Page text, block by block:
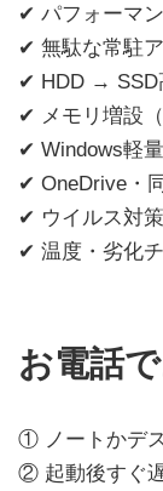
✔ パフォーマ
✔ 無駄な常駐
✔ HDD → SSD
✔ メモリ増設
✔ Windows軽
✔ OneDrive・
✔ ウイルス対
✔ 温度・劣化
お電話
① ノートかデ
② 起動後すぐ